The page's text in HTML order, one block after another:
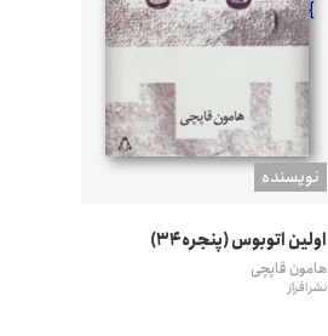
نويسنده
}
اولین اتوبوس (پنجره34)
هامون قاپچی
نشر افراز